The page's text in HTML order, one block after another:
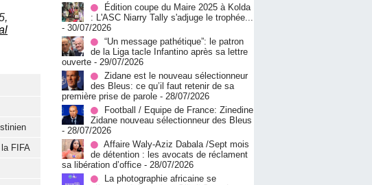
FIFA
Édition coupe du Maire 2025 à Kolda
: L'ASC Niarry Tally s'adjuge le trophée...
- 30/07/2026
“Un message pathétique”: le patron
de la Liga tacle Infantino après sa lettre
ouverte - 29/07/2026
Zidane est le nouveau sélectionneur
des Bleus: ce qu’il faut retenir de sa
première prise de parole - 28/07/2026
Football / Equipe de France: Zinedine
Zidane nouveau sélectionneur des Bleus
- 28/07/2026
Affaire Waly-Aziz Dabala /Sept mois
de détention : les avocats de réclament
sa libération d’office - 28/07/2026
La photographie africaine se